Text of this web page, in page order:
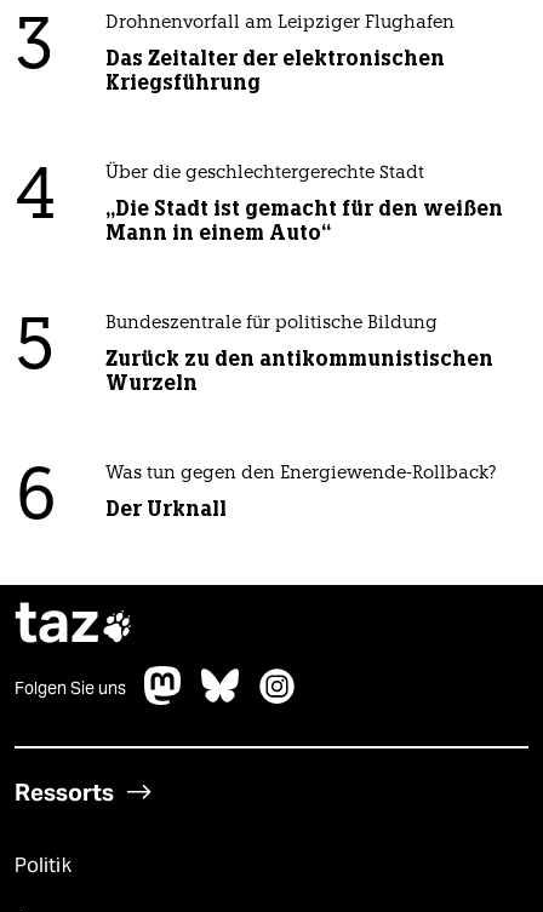
3 Drohnenvorfall am Leipziger Flughafen
Das Zeitalter der elektronischen
Kriegsführung
4 Über die geschlechtergerechte Stadt
„Die Stadt ist gemacht für den weißen
Mann in einem Auto“
5 Bundeszentrale für politische Bildung
Zurück zu den antikommunistischen
Wurzeln
6 Was tun gegen den Energiewende-Rollback?
Der Urknall
taz
Folgen Sie uns
Ressorts
Politik